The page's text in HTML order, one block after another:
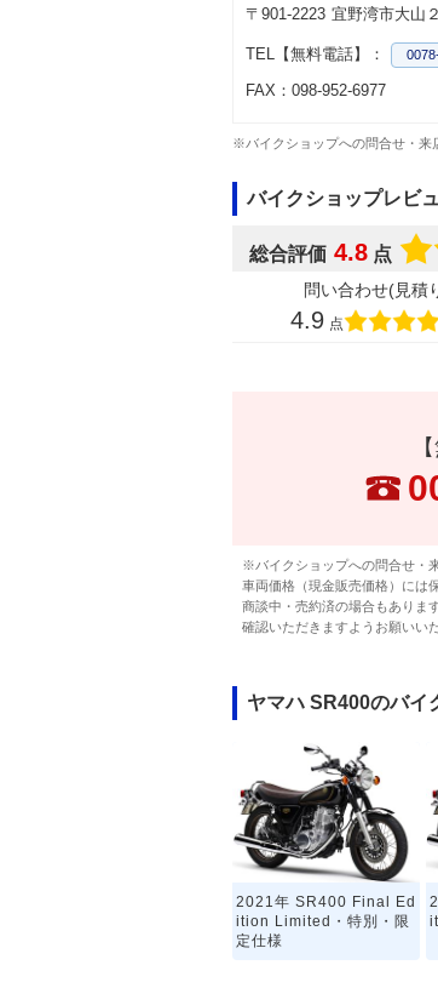
〒901-2223 宜野湾市大山
TEL【無料電話】：
FAX：098-952-6977
※バイクショップへの問合せ・来
バイクショップレビ
総合評価 4.8 点
問い合わせ(見積
4.9 点
※バイクショップへの問合せ・
車両価格（現金販売価格）には
商談中・売約済の場合もありま
確認いただきますようお願いい
ヤマハ SR400のバイ
2021年 SR400 Final Ed
ition Limited・特別・限
定仕様